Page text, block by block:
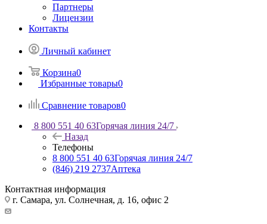
Партнеры
Лицензии
Контакты
Личный кабинет
Корзина0
Избранные товары0
Сравнение товаров0
8 800 551 40 63Горячая линия 24/7
Назад
Телефоны
8 800 551 40 63Горячая линия 24/7
(846) 219 2737Аптека
Контактная информация
г. Самара, ул. Солнечная, д. 16, офис 2